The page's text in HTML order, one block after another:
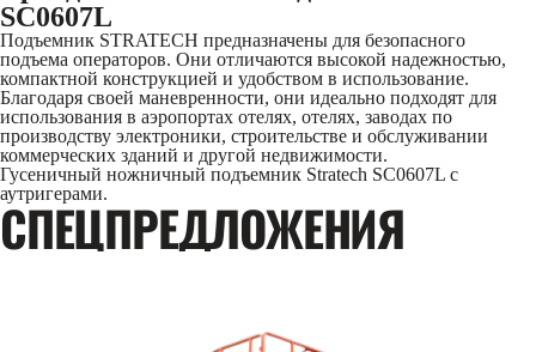
SC0607L
Подъемник STRATECH предназначены для безопасного
подъема операторов. Они отличаются высокой надежностью,
компактной конструкцией и удобством в использование.
Благодаря своей маневренности, они идеально подходят для
использования в аэропортах отелях, отелях, заводах по
производству электроники, строительстве и обслуживании
коммерческих зданий и другой недвижимости.
Гусеничный ножничный подъемник Stratech SC0607L c
аутригерами.
CПЕЦПРЕДЛОЖЕНИЯ